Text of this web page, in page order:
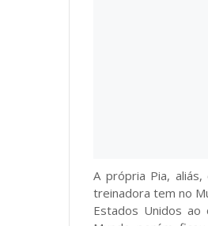
A própria Pia,
treinadora tem no
Estados Unidos